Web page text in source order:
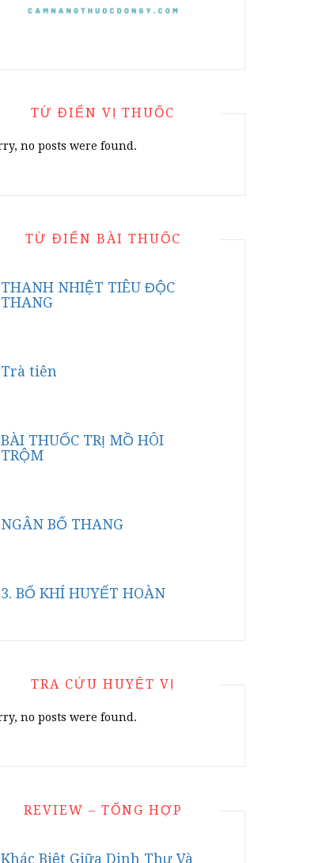
TỪ ĐIỂN VỊ THUỐC
no posts were found.
TỪ ĐIỂN BÀI THUỐC
THANH NHIỆT TIÊU ĐỘC
THANG
Trà tiên
BÀI THUỐC TRỊ MỒ HÔI
TRỘM
NGÂN BỔ THANG
3. BỔ KHÍ HUYẾT HOÀN
TRA CỨU HUYỆT VỊ
no posts were found.
REVIEW – TỔNG HỢP
Khác Biệt Giữa Dinh Thự Và